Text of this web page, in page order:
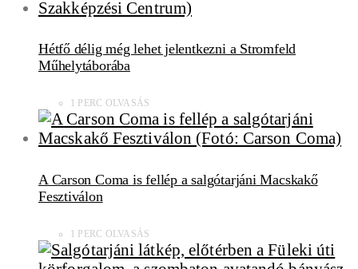
Hétfő délig még lehet jelentkezni a Stromfeld
Műhelytáborába
1 PERC OLVASÁS
A Carson Coma is fellép a salgótarjáni Macskakő
Fesztiválon
1 PERC OLVASÁS